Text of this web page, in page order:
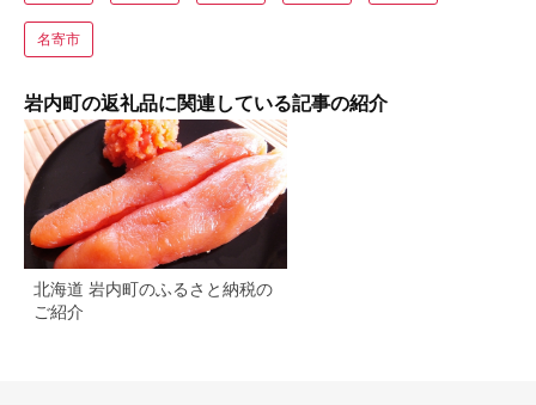
名寄市
岩内町の返礼品に関連している記事の紹介
北海道 岩内町のふるさと納税の
ご紹介